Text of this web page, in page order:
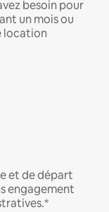
besoin pour
un mois ou
location
et de départ
engagement